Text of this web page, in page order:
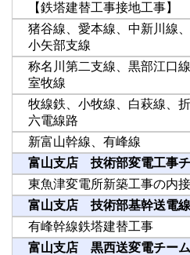
【鉄塔建替工事接地工事】
猪谷線、愛本線、中新川線
小矢部支線
称名川第二支線、黒部江口
室牧線
牧線鉄、小牧線、白萩線、
六電線路
新富山幹線、有峰線
富山支店 技術部変電工事
東魚津変電所新築工事の内
富山支店 技術部基幹送電
有峰幹線鉄塔建替工事
富山支店 黒西送変電チーム